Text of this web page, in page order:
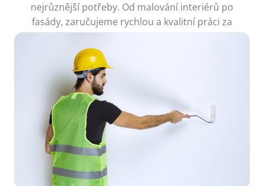
nejrůznější potřeby. Od malování interiérů po
fasády, zaručujeme rychlou a kvalitní práci za
férové ceny.